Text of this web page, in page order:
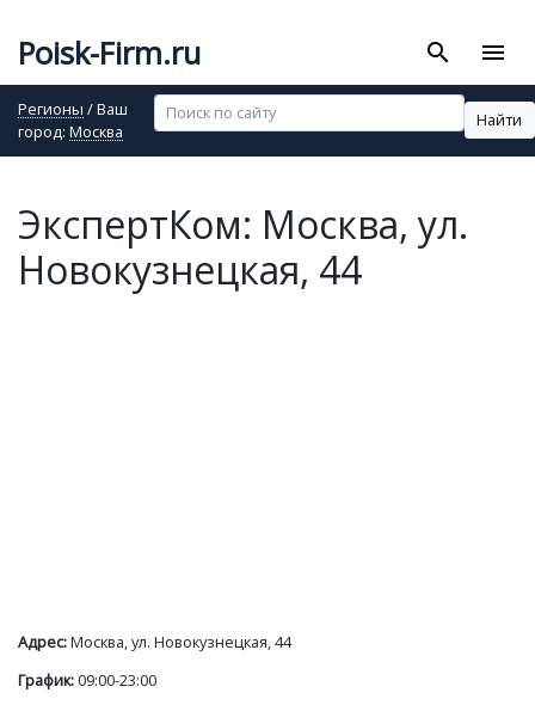
Poisk-Firm.ru search menu
Регионы / Ваш
город: Москва
Найти
ЭкспертКом: Москва, ул.
Новокузнецкая, 44
Адрес:Москва, ул. Новокузнецкая, 44
График:09:00-23:00